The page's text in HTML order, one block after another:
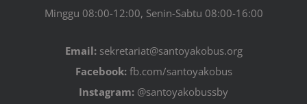
Minggu 08:00-12:00, Senin-Sabtu 08:00-16:00
Email:sekretariat@santoyakobus.org
Facebook:fb.com/santoyakobus
Instagram: @santoyakobussby